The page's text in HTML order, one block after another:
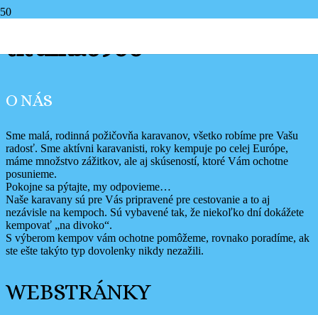
titulka6900
O NÁS
Sme malá, rodinná požičovňa karavanov, všetko robíme pre Vašu
radosť. Sme aktívni karavanisti, roky kempuje po celej Európe,
máme množstvo zážitkov, ale aj skúseností, ktoré Vám ochotne
posunieme.
Pokojne sa pýtajte, my odpovieme…
Naše karavany sú pre Vás pripravené pre cestovanie a to aj
nezávisle na kempoch. Sú vybavené tak, že niekoľko dní dokážete
kempovať „na divoko“.
S výberom kempov vám ochotne pomôžeme, rovnako poradíme, ak
ste ešte takýto typ dovolenky nikdy nezažili.
WEBSTRÁNKY